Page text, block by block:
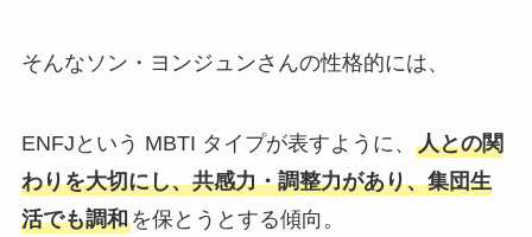
そんなソン・ヨンジュンさんの性格的には、
ENFJという MBTI タイプが表すように、 人との関
わりを大切にし、共感力・調整力があり、集団生
活でも調和を保とうとする傾向。